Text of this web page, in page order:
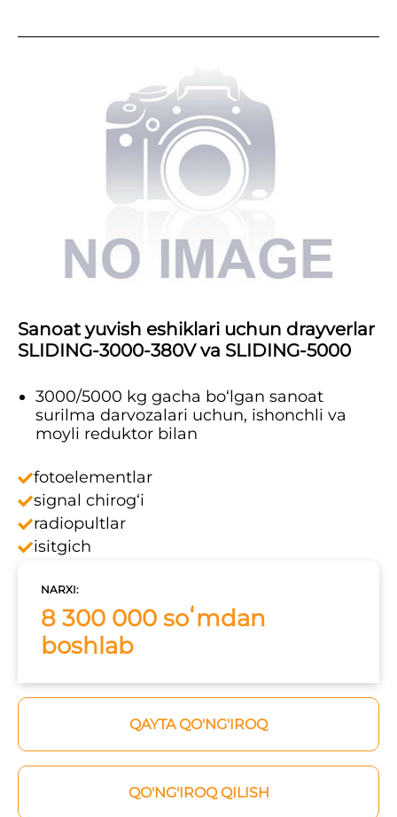
Sanoat yuvish eshiklari uchun drayverlar
SLIDING-3000-380V va SLIDING-5000
3000/5000 kg gacha bo‘lgan sanoat
surilma darvozalari uchun, ishonchli va
moyli reduktor bilan
fotoelementlar
signal chirog‘i
radiopultlar
isitgich
NARXI:
8 300 000 soʻmdan
boshlab
QAYTA QO'NG'IROQ
QO'NG'IROQ QILISH